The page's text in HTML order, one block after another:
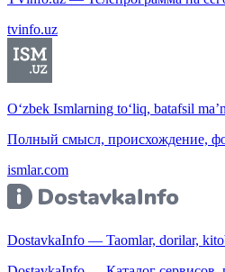
tvinfo.uz
O‘zbek Ismlarning to‘liq, batafsil
Полный смысл, происхождение,
ismlar.com
DostavkaInfo — Taomlar, dorilar,